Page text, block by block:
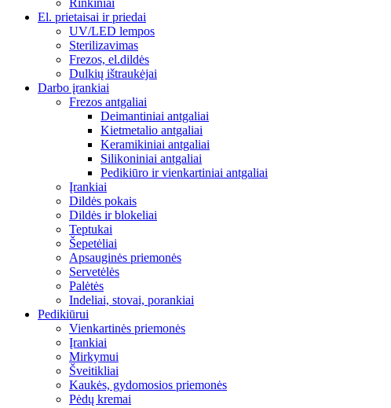
Rinkiniai
El. prietaisai ir priedai
UV/LED lempos
Sterilizavimas
Frezos, el.dildės
Dulkių ištraukėjai
Darbo įrankiai
Frezos antgaliai
Deimantiniai antgaliai
Kietmetalio antgaliai
Keramikiniai antgaliai
Silikoniniai antgaliai
Pedikiūro ir vienkartiniai antgaliai
Įrankiai
Dildės pokais
Dildės ir blokeliai
Teptukai
Šepetėliai
Apsauginės priemonės
Servetėlės
Palėtės
Indeliai, stovai, porankiai
Pedikiūrui
Vienkartinės priemonės
Įrankiai
Mirkymui
Šveitikliai
Kaukės, gydomosios priemonės
Pėdų kremai